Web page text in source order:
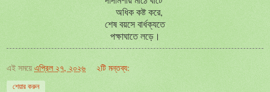
অধিক কষ্ট করে,
শেষ বয়সে বার্ধক্যতে
পক্ষাঘাতে লড়ে।
এই সময়ে এপ্রিল ২৭, ২০২৬ ২টি মন্তব্য:
শেয়ার করুন